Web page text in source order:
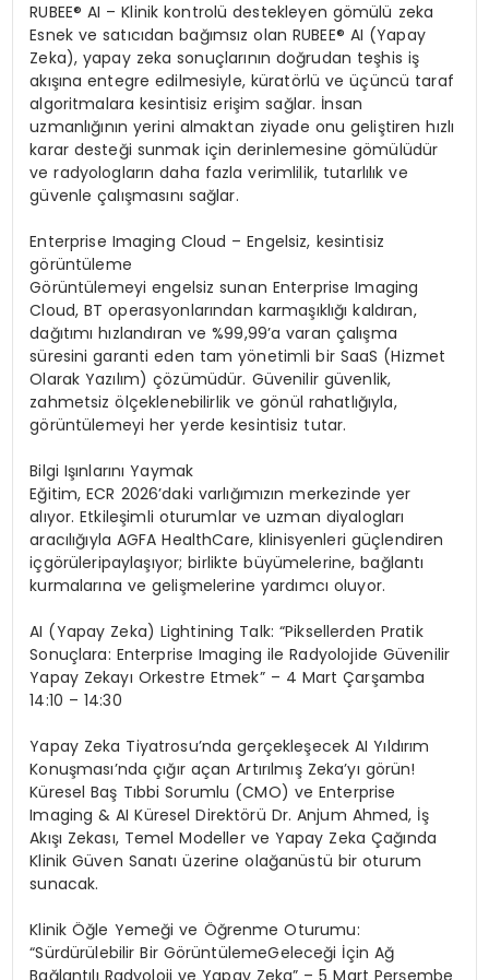
RUBEE®AI – Klinik kontrolü destekleyen gömülü zeka
Esnek ve satıcıdan bağımsız olan RUBEE® AI (Yapay
Zeka), yapay zeka sonuçlarının doğrudan teşhis iş
akışına entegre edilmesiyle, küratörlü ve üçüncü taraf
algoritmalara kesintisiz erişim sağlar. İnsan
uzmanlığının yerini almaktan ziyade onu geliştiren hızlı
karar desteği sunmak için derinlemesine gömülüdür
ve radyologların daha fazla verimlilik, tutarlılık ve
güvenle çalışmasını sağlar.
Enterprise Imaging Cloud – Engelsiz, kesintisiz
görüntüleme
Görüntülemeyi engelsiz sunan EnterpriseImaging
Cloud, BT operasyonlarından karmaşıklığı kaldıran,
dağıtımı hızlandıran ve %99,99’a varan çalışma
süresini garanti eden tam yönetimli bir SaaS (Hizmet
Olarak Yazılım) çözümüdür. Güvenilir güvenlik,
zahmetsizölçeklenebilirlik ve gönül rahatlığıyla,
görüntülemeyi her yerde kesintisiz tutar.
Bilgi Işınlarını Yaymak
Eğitim, ECR 2026’daki varlığımızın merkezinde yer
alıyor. Etkileşimli oturumlar ve uzman diyalogları
aracılığıyla AGFAHealthCare, klinisyenleri güçlendiren
içgörüleripaylaşıyor; birlikte büyümelerine, bağlantı
kurmalarına ve gelişmelerine yardımcı oluyor.
AI (Yapay Zeka) Lightining Talk: “Piksellerden Pratik
Sonuçlara: EnterpriseImaging ile Radyolojide Güvenilir
Yapay Zekayı Orkestre Etmek” – 4 Mart Çarşamba
14:10 – 14:30
Yapay Zeka Tiyatrosu’nda gerçekleşecek AI Yıldırım
Konuşması’nda çığır açan Artırılmış Zeka’yı görün!
Küresel Baş Tıbbi Sorumlu (CMO) ve Enterprise
Imaging & AI Küresel Direktörü Dr. Anjum Ahmed, İş
Akışı Zekası, Temel Modeller ve Yapay Zeka Çağında
Klinik Güven Sanatı üzerine olağanüstü bir oturum
sunacak.
Klinik Öğle Yemeği ve Öğrenme Oturumu:
“Sürdürülebilir Bir GörüntülemeGeleceği İçin Ağ